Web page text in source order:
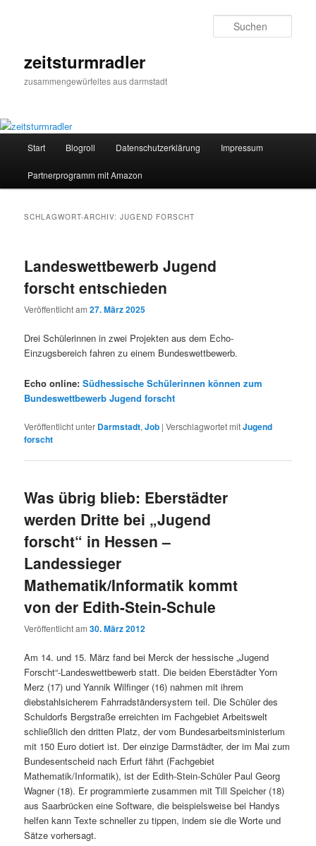
zeitsturmradler
zusammengewürfeltes aus darmstadt
Start Blogroll Datenschutzerklärung Impressum
Partnerprogramm mit Amazon
SCHLAGWORT-ARCHIV:JUGEND FORSCHT
Landeswettbewerb Jugend
forscht entschieden
Veröffentlicht am27. März 2025
Drei Schülerinnen in zwei Projekten aus dem Echo-
Einzugsbereich fahren zu einem Bundeswettbewerb.
Echo online:Südhessische Schülerinnen können zum
Bundeswettbewerb Jugend forscht
Veröffentlicht unter Darmstadt,Job |Verschlagwortet mitJugend
forscht
Was übrig blieb: Eberstädter
werden Dritte bei „Jugend
forscht“ in Hessen –
Landessieger
Mathematik/Informatik kommt
von der Edith-Stein-Schule
Veröffentlicht am30. März 2012
Am 14. und 15. März fand bei Merck der hessische „Jugend
Forscht“-Landeswettbewerb statt. Die beiden Eberstädter Yorn
Merz (17) und Yannik Wilfinger (16) nahmen mit ihrem
diebstahlsicherem Fahrradständersystem teil. Die Schüler des
Schuldorfs Bergstraße erreichten im Fachgebiet Arbeitswelt
schließlich den dritten Platz, der vom Bundesarbeitsministerium
mit 150 Euro dotiert ist. Der einzige Darmstädter, der im Mai zum
Bundesentscheid nach Erfurt fährt (Fachgebiet
Mathematik/Informatik), ist der Edith-Stein-Schüler Paul Georg
Wagner (18). Er programmierte zusammen mit Till Speicher (18)
aus Saarbrücken eine Software, die beispielsweise bei Handys
helfen kann Texte schneller zu tippen, indem sie die Worte und
Sätze vorhersagt.